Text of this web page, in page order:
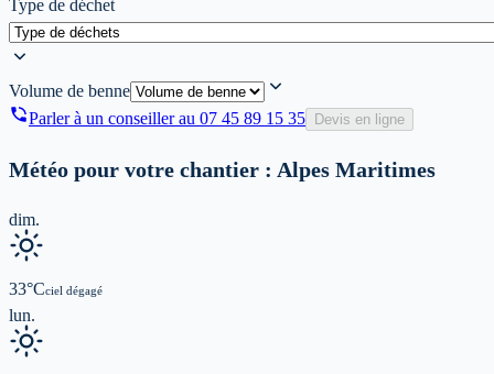
Type de déchet
Volume de benne
Parler à un conseiller au 07 45 89 15 35 Devis en ligne
Météo pour votre chantier : Alpes Maritimes
dim.
33°Cciel dégagé
lun.